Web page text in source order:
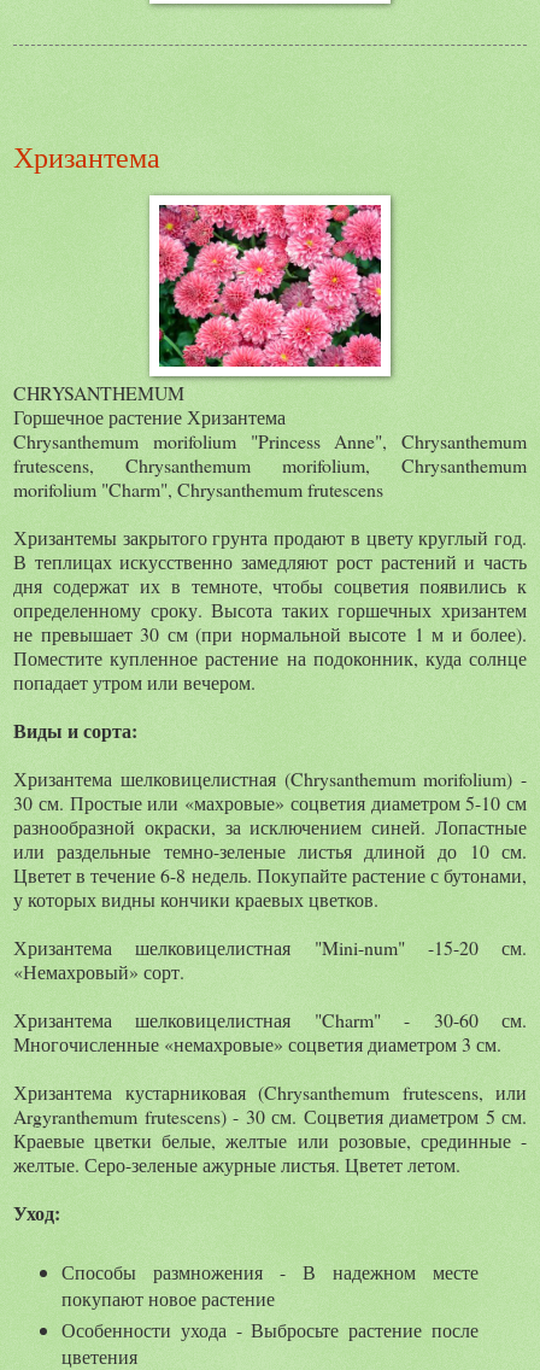
Хризантема
CHRYSANTHEMUM
Горшечное растение Хризантема
Chrysanthemum morifolium "Princess Anne", Chrysanthemum
frutescens, Chrysanthemum morifolium, Chrysanthemum
morifolium "Charm", Chrysanthemum frutescens
Хризантемы закрытого грунта продают в цвету круглый год.
В теплицах искусственно замедляют рост растений и часть
дня содержат их в темноте, чтобы соцветия появились к
определенному сроку. Высота таких горшечных хризантем
не превышает 30 см (при нормальной высоте 1 м и более).
Поместите купленное растение на подоконник, куда солнце
попадает утром или вечером.
Виды и сорта:
Хризантема шелковицелистная (Chrysanthemum morifolium) -
30 см. Простые или «махровые» соцветия диаметром 5-10 см
разнообразной окраски, за исключением синей. Лопастные
или раздельные темно-зеленые листья длиной до 10 см.
Цветет в течение 6-8 недель. Покупайте растение с бутонами,
у которых видны кончики краевых цветков.
Хризантема шелковицелистная "Mini-num" -15-20 см.
«Немахровый» сорт.
Хризантема шелковицелистная "Charm" - 30-60 см.
Многочисленные «немахровые» соцветия диаметром 3 см.
Хризантема кустарниковая (Chrysanthemum frutescens, или
Argyranthemum frutescens) - 30 см. Соцветия диаметром 5 см.
Краевые цветки белые, желтые или розовые, срединные -
желтые. Серо-зеленые ажурные листья. Цветет летом.
Уход:
Способы размножения - В надежном месте
покупают новое растение
Особенности ухода - Выбросьте растение после
цветения